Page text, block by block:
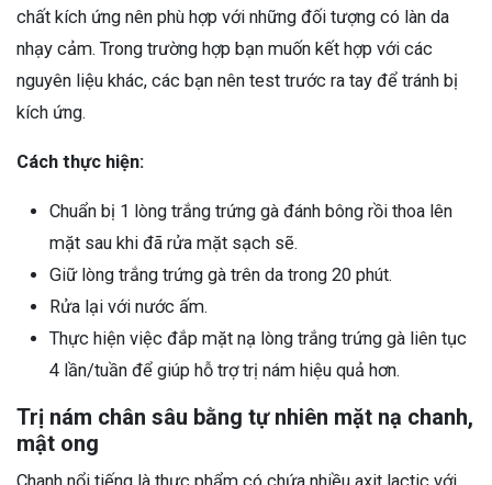
chất kích ứng nên phù hợp với những đối tượng có làn da
nhạy cảm. Trong trường hợp bạn muốn kết hợp với các
nguyên liệu khác, các bạn nên test trước ra tay để tránh bị
kích ứng.
Cách thực hiện:
Chuẩn bị 1 lòng trắng trứng gà đánh bông rồi thoa lên
mặt sau khi đã rửa mặt sạch sẽ.
Giữ lòng trắng trứng gà trên da trong 20 phút.
Rửa lại với nước ấm.
Thực hiện việc đắp mặt nạ lòng trắng trứng gà liên tục
4 lần/tuần để giúp hỗ trợ trị nám hiệu quả hơn.
Trị nám chân sâu bằng tự nhiên mặt nạ chanh,
mật ong